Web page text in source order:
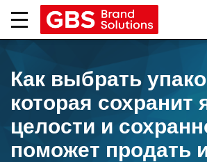
Как выбрать
которая сохранит
целости и
поможет продать